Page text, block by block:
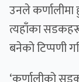
उनले कर्णालीमा
त्यहाँका सडकहरू
बनेको टिप्पणी